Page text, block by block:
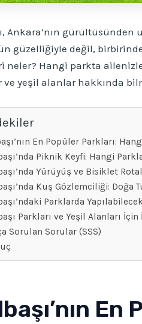
Ankara’nın
güzelliğiyle değil,
neler? Hangi parkta
ve yeşil alanlar hakkında
En Popüler Parkları:
Piknik Keyfi: Hangi
Yürüyüş ve Bisiklet
Kuş Gözlemciliği: Doğa
Parklarda
Parkları ve Yeşil Alanları
Sorulan Sorular (SSS)